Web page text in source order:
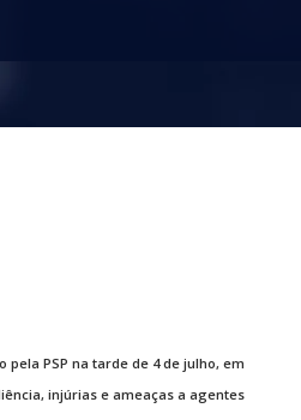
pela PSP na tarde de 4 de julho, em
injúrias e ameaças a agentes